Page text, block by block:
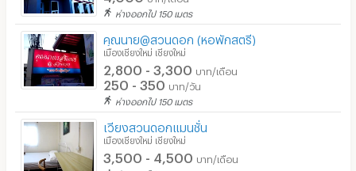
ห่างออกไป 150 เมตร
คุณนาย@สวนดอก (หอพักสตรี)
เมืองเชียงใหม่ เชียงใหม่
2,800 - 3,300 บาท/เดือน
250 - 350 บาท/วัน
ห่างออกไป 150 เมตร
เวียงสวนดอกแมนชั่น
เมืองเชียงใหม่ เชียงใหม่
3,500 - 4,500 บาท/เดือน